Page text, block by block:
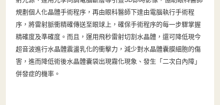
規劃個人化晶體手術程序，再由眼科醫師下達由電腦執行手術程
序，將雷射脈衝精確傳送至眼球上，確保手術程序的每一步驟掌握
精確度及準確度。而且，運用飛秒雷射切割水晶體，還可降低現今
超音波進行水晶體震盪乳化的衝擊力，減少對水晶體囊膜細胞的傷
害，進而降低術後水晶體囊袋出現霧化現象、發生「二次白內障」
併發症的機率。